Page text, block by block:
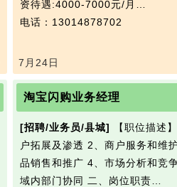
资待遇:4000-7000元/月…
电话：13014878702
7月24日
淘宝闪购业务经理
[招聘/业务员/县城]
【职位描述
户拓展及渗透 2、商户服务和维
品销售和推广 4、市场分析和竞
域内部门协同 二、岗位职责…